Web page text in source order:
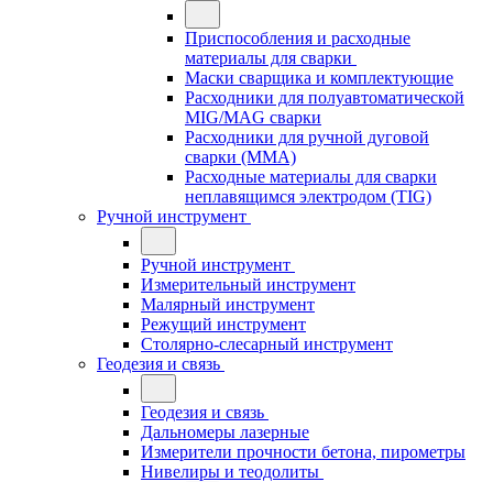
Приспособления и расходные
материалы для сварки
Маски сварщика и комплектующие
Расходники для полуавтоматической
MIG/MAG сварки
Расходники для ручной дуговой
сварки (MMA)
Расходные материалы для сварки
неплавящимся электродом (TIG)
Ручной инструмент
Ручной инструмент
Измерительный инструмент
Малярный инструмент
Режущий инструмент
Столярно-слесарный инструмент
Геодезия и связь
Геодезия и связь
Дальномеры лазерные
Измерители прочности бетона, пирометры
Нивелиры и теодолиты